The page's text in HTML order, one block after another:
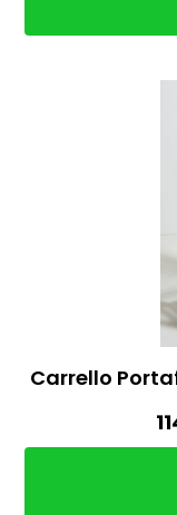
Carrello